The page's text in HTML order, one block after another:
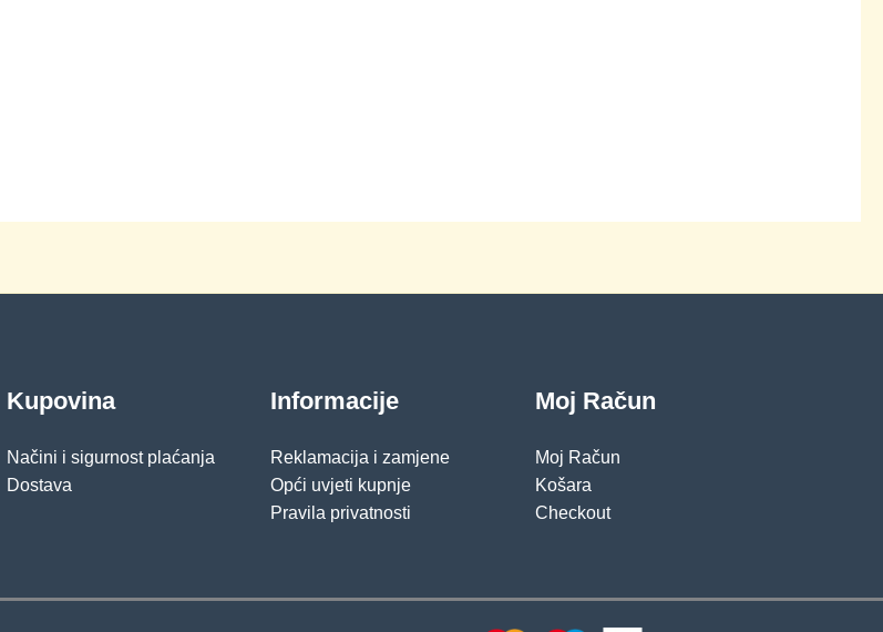
Kupovina
Načini i sigurnost plaćanja
Dostava
Informacije
Reklamacija i zamjene
Opći uvjeti kupnje
Pravila privatnosti
Moj Račun
Moj Račun
Košara
Checkout